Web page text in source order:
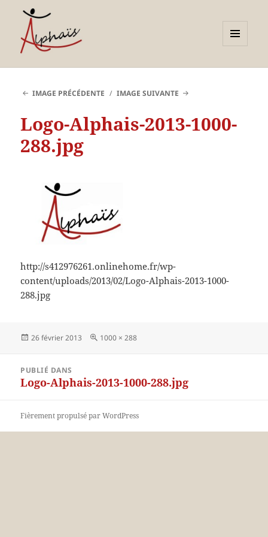
compétences et
orientations adultes et
jeunes
WIDGETS
IMAGE PRÉCÉDENTE IMAGE SUIVANTE
Logo-Alphais-2013-1000-
288.jpg
http://s412976261.onlinehome.fr/wp-
content/uploads/2013/02/Logo-Alphais-2013-1000-
288.jpg
Publié
26 février 2013
Taille
1000 × 288
l’article
PUBLIÉ DANS
Logo-Alphais-2013-1000-288.jpg
Fièrement propulsé par WordPress